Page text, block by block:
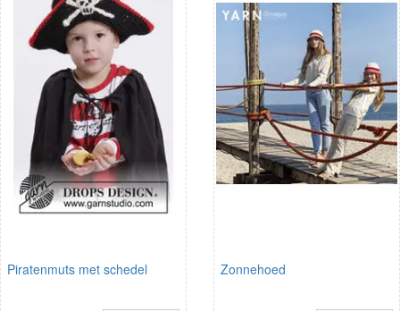
Piratenmuts met schedel Zonnehoed